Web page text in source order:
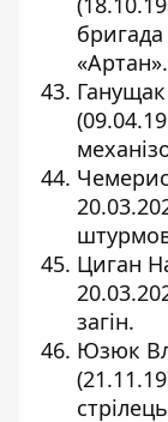
«Артан».
Циган
загін.
Юзюк